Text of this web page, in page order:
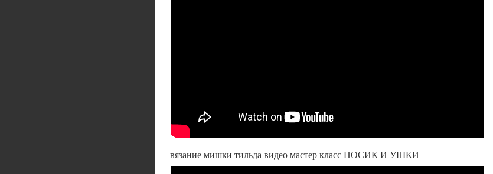
вязание мишки тильда видео мастер класс НОСИК И УШКИ